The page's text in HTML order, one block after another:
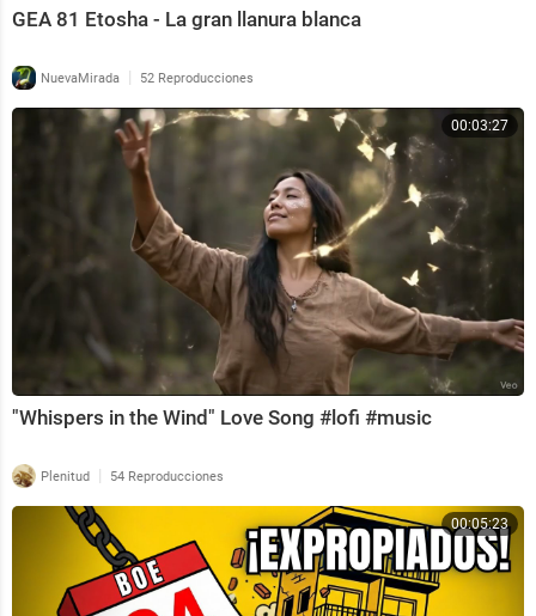
GEA 81 Etosha - La gran llanura blanca
NuevaMirada | 52 Reproducciones
00:03:27
"Whispers in the Wind" Love Song #lofi #music
Plenitud | 54 Reproducciones
00:05:23